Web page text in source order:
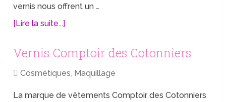
vernis nous offrent un …
[Lire la suite...]
Vernis Comptoir des Cotonniers
Cosmétiques, Maquillage
La marque de vêtements Comptoir des Cotonniers